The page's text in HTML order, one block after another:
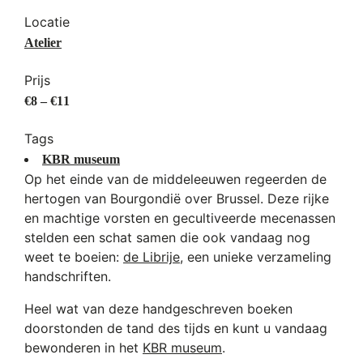
Locatie
Atelier
Prijs
€8 – €11
Tags
KBR museum
Op het einde van de middeleeuwen regeerden de
hertogen van Bourgondië over Brussel. Deze rijke
en machtige vorsten en gecultiveerde mecenassen
stelden een schat samen die ook vandaag nog
weet te boeien: de Librije, een unieke verzameling
handschriften.
Heel wat van deze handgeschreven boeken
doorstonden de tand des tijds en kunt u vandaag
bewonderen in het KBR museum.